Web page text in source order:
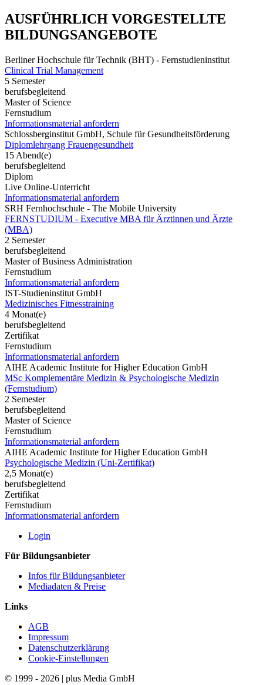
AUSFÜHRLICH VORGESTELLTE
BILDUNGSANGEBOTE
Berliner Hochschule für Technik (BHT) - Fernstudieninstitut
Clinical Trial Management
5 Semester
berufsbegleitend
Master of Science
Fernstudium
Informationsmaterial anfordern
Schlossberginstitut GmbH, Schule für Gesundheitsförderung
Diplomlehrgang Frauengesundheit
15 Abend(e)
berufsbegleitend
Diplom
Live Online-Unterricht
Informationsmaterial anfordern
SRH Fernhochschule - The Mobile University
FERNSTUDIUM - Executive MBA für Ärztinnen und Ärzte
(MBA)
2 Semester
berufsbegleitend
Master of Business Administration
Fernstudium
Informationsmaterial anfordern
IST-Studieninstitut GmbH
Medizinisches Fitnesstraining
4 Monat(e)
berufsbegleitend
Zertifikat
Fernstudium
Informationsmaterial anfordern
AIHE Academic Institute for Higher Education GmbH
MSc Komplementäre Medizin & Psychologische Medizin
(Fernstudium)
2 Semester
berufsbegleitend
Master of Science
Fernstudium
Informationsmaterial anfordern
AIHE Academic Institute for Higher Education GmbH
Psychologische Medizin (Uni-Zertifikat)
2,5 Monat(e)
berufsbegleitend
Zertifikat
Fernstudium
Informationsmaterial anfordern
Login
Für Bildungsanbieter
Infos für Bildungsanbieter
Mediadaten & Preise
Links
AGB
Impressum
Datenschutzerklärung
Cookie-Einstellungen
© 1999 - 2026 | plus Media GmbH